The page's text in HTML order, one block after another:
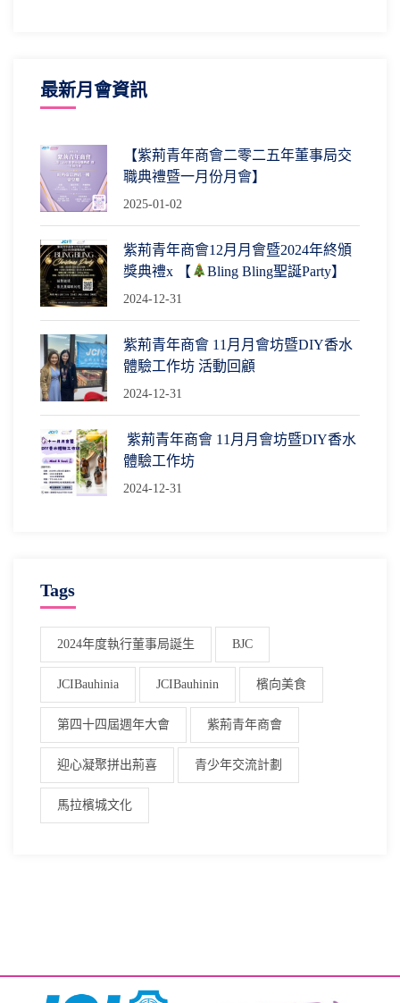
最新月會資訊
【紫荊青年商會二零二五年董事局交
職典禮暨一月份月會】
2025-01-02
紫荊青年商會12月月會暨2024年終頒
獎典禮x 【
Bling Bling聖誕Party】
2024-12-31
紫荊青年商會 11月月會坊暨DIY香水
體驗工作坊 活動回顧
2024-12-31
紫荊青年商會 11月月會坊暨DIY香水
體驗工作坊
2024-12-31
Tags
2024年度執行董事局誕生 BJC
JCIBauhinia JCIBauhinin 檳向美食
第四十四屆週年大會 紫荊青年商會
迎心凝聚拼出荊喜 青少年交流計劃
馬拉檳城文化